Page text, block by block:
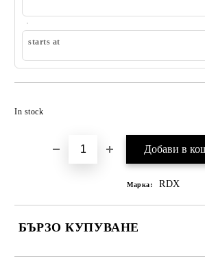
starts at
In stock
Марка: RDX
БЪРЗО КУПУВАНЕ